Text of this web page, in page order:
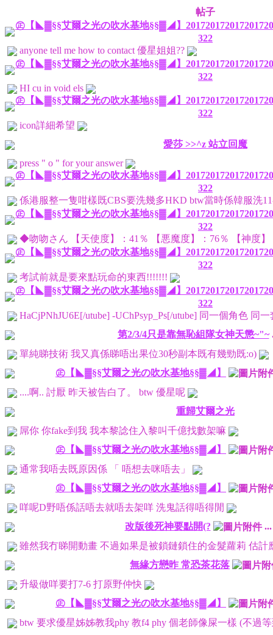
帖子
㊣【◣▓§§艾爾之光の吹水基地§§▓◢】
322
anyone tell me how to contact 優星姐姐??
㊣【◣▓§§艾爾之光の吹水基地§§▓◢】
322
HI cu in void els
㊣【◣▓§§艾爾之光の吹水基地§§▓◢】
322
icon詳細希望
愛莎 >>^z 站立回魔
press " o " for your answer
㊣【◣▓§§艾爾之光の吹水基地§§▓◢】
322
係港服整一隻咁樣既CBS要洗幾多HKD btw當時係韓服洗
㊣【◣▓§§艾爾之光の吹水基地§§▓◢】
322
◆吻吻さん 【天使度】：41％ 【悪魔度】：76％ 【神度
㊣【◣▓§§艾爾之光の吹水基地§§▓◢】
322
考試前就是要來點玩命的東西!!!!!!!
㊣【◣▓§§艾爾之光の吹水基地§§▓◢】
322
HaCjPNhJU6E[/utube] -UChPsyp_Ps[/utube] 同一個角色 同
第2/3/4只是靠無恥組隊女神天懲~"~
單純睇技術 我又真係睇唔出果位30秒副本既有幾勁既:o)
㊣【◣▓§§艾爾之光の吹水基地§§▓◢】
....啊.. 討厭 昨天被告白了。 btw 優星呢
重歸艾爾之光
屌你 你fake到我 我本黎諗住入黎叫千億找數架嘛
㊣【◣▓§§艾爾之光の吹水基地§§▓◢】
通常我唔去既原因係 「 唔想去咪唔去」
㊣【◣▓§§艾爾之光の吹水基地§§▓◢】
咩呢D野唔係話唔去就唔去架咩 洗鬼話得唔得閒
改版後死神要點開(?
雖然我冇睇開動畫 不過如果是被鎖鏈鎖住的金髮蘿莉 估
無緣方戀昨 常恐茶花落
升級做咩要打7-6 打原野仲快
㊣【◣▓§§艾爾之光の吹水基地§§▓◢】
btw 要求優星姊姊教我phy 教f4 phy 個老師像屎一樣 (不過